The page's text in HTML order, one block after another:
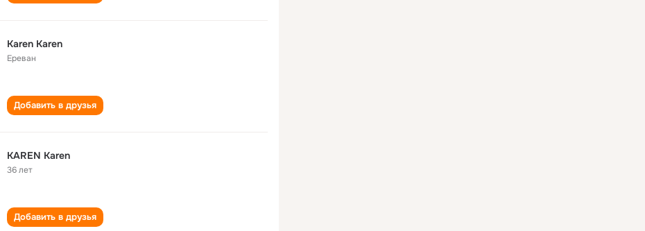
Karen Karen
Ереван
Добавить в друзья
KAREN Karen
36 лет
Добавить в друзья